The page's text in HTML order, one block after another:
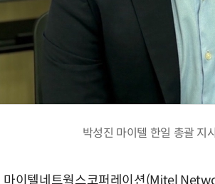
박성진 마이텔 한일 총괄 지
마이텔네트웍스코퍼레이션(Mitel